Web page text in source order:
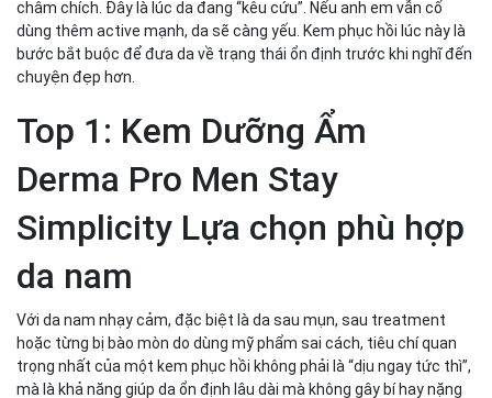
châm chích. Đây là lúc da đang “kêu cứu”. Nếu anh em vẫn cố
dùng thêm active mạnh, da sẽ càng yếu. Kem phục hồi lúc này là
bước bắt buộc để đưa da về trạng thái ổn định trước khi nghĩ đến
chuyện đẹp hơn.
Top 1: Kem Dưỡng Ẩm
Derma Pro Men Stay
Simplicity Lựa chọn phù hợp
da nam
Với da nam nhạy cảm, đặc biệt là da sau mụn, sau treatment
hoặc từng bị bào mòn do dùng mỹ phẩm sai cách, tiêu chí quan
trọng nhất của một kem phục hồi không phải là “dịu ngay tức thì”,
mà là khả năng giúp da ổn định lâu dài mà không gây bí hay nặng